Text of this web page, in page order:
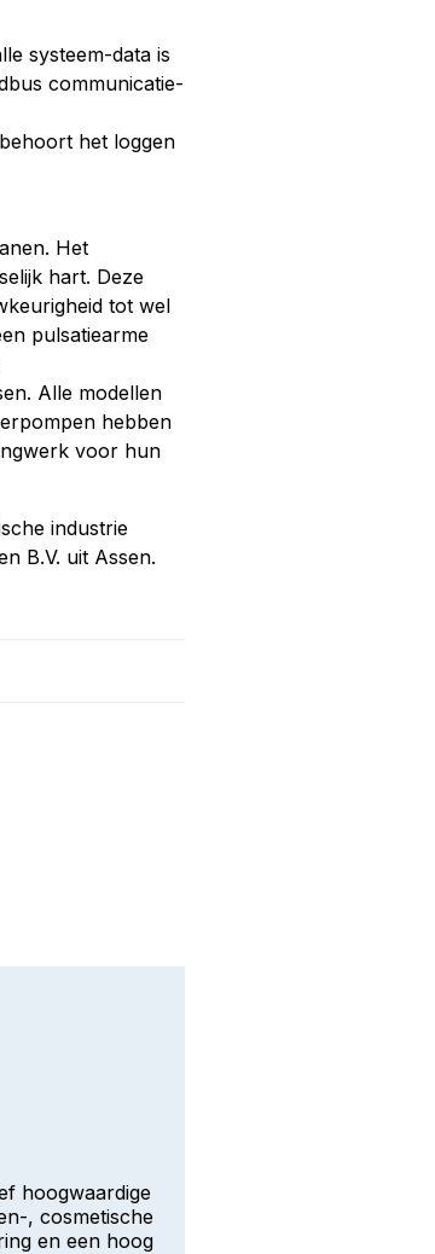
systeem-data is
communicatie-
het loggen
Het
hart. Deze
tot wel
pulsatiearme
Alle modellen
hebben
voor hun
industrie
B.V. uit Assen.
hoogwaardige
, cosmetische
en een hoog